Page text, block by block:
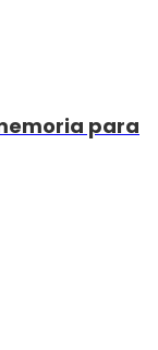
para